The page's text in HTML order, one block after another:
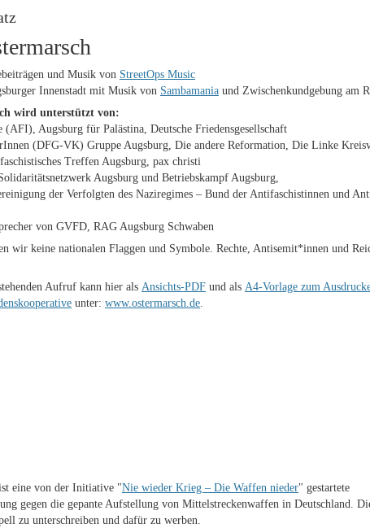
und Musik von StreetOps Music
Innenstadt mit Musik von Sambamania und Zwischenkundgebung am
wird unterstützt von:
Augsburg für Palästina, Deutsche Friedensgesellschaft
(DFG-VK) Gruppe Augsburg, Die andere Reformation, Die Linke
Treffen Augsburg, pax christi
Augsburg und Betriebskampf Augsburg,
der Verfolgten des Naziregimes – Bund der Antifaschistinnen und
von GVFD, RAG Augsburg Schwaben
wir keine nationalen Flaggen und Symbole. Rechte, Antisemit*innen und
Aufruf kann hier als Ansichts-PDF und als A4-Vorlage zum
unter: www.ostermarsch.de
eine von der Initiative "Nie wieder Krieg – Die Waffen nieder" gestartete
gegen die gepante Aufstellung von Mittelstreckenwaffen in Deutschland.
zu unterschreiben und dafür zu werben.